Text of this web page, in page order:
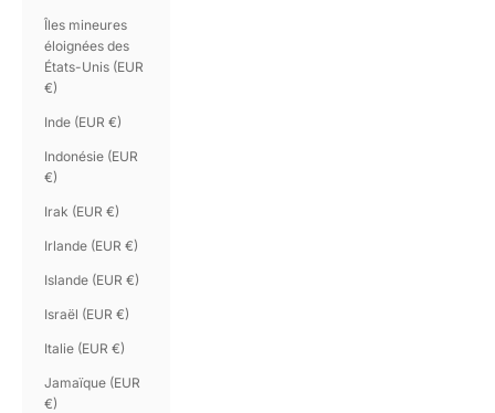
Îles mineures
éloignées des
États-Unis (EUR
€)
Inde (EUR €)
Indonésie (EUR
€)
Irak (EUR €)
Irlande (EUR €)
Islande (EUR €)
Israël (EUR €)
Italie (EUR €)
Jamaïque (EUR
€)